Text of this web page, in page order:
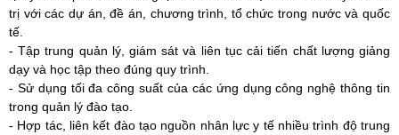
trị với các dự án, đề án, chương trình, tổ chức trong nước và quốc
tế.
- Tập trung quản lý, giám sát và liên tục cải tiến chất lượng giảng
dạy và học tập theo đúng quy trình.
- Sử dụng tối đa công suất của các ứng dụng công nghệ thông tin
trong quản lý đào tạo.
- Hợp tác, liên kết đào tạo nguồn nhân lực y tế nhiều trình độ trung